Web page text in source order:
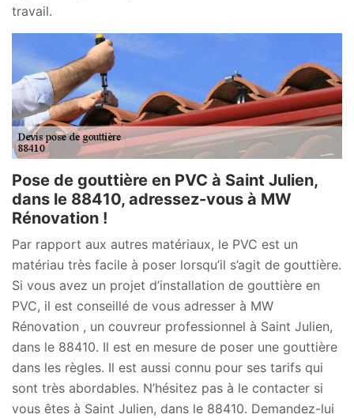
travail.
Pose de gouttière en PVC à Saint Julien,
dans le 88410, adressez-vous à MW
Rénovation !
Par rapport aux autres matériaux, le PVC est un
matériau très facile à poser lorsqu’il s’agit de gouttière.
Si vous avez un projet d’installation de gouttière en
PVC, il est conseillé de vous adresser à MW
Rénovation , un couvreur professionnel à Saint Julien,
dans le 88410. Il est en mesure de poser une gouttière
dans les règles. Il est aussi connu pour ses tarifs qui
sont très abordables. N’hésitez pas à le contacter si
vous êtes à Saint Julien, dans le 88410. Demandez-lui